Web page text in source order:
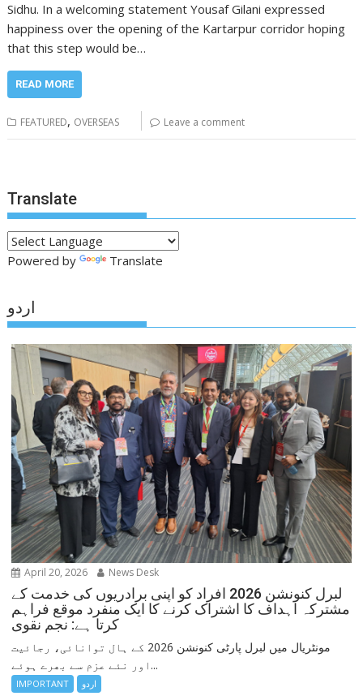
Sidhu. In a welcoming statement Yousaf Gilani expressed
happiness over the opening of the Kartarpur corridor hoping
that this step would be…
READ MORE
FEATURED, OVERSEAS Leave a comment
Translate
Powered by Translate
اردو
April 20, 2026 News Desk
لبرل کنونشن 2026 افراد کو اپنی برادریوں کی خدمت کے
مشترکہ اہداف کا اشتراک کرنے کا ایک منفرد موقع فراہم
کرتا ہے: نجم نقوی
مونٹریال میں لبرل پارٹی کنونشن 2026 کے ہال توانائی، رجائیت
اور نئے عزم سے بھرے ہوئے...
IMPORTANT اردو